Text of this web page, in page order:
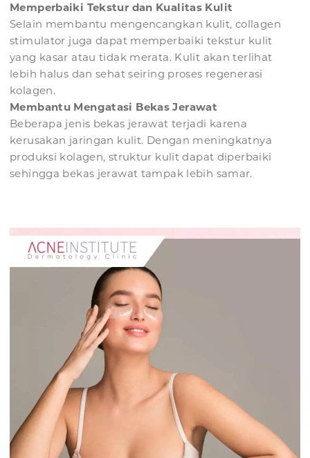
Memperbaiki Tekstur dan Kualitas Kulit
Selain membantu mengencangkan kulit, collagen
stimulator juga dapat memperbaiki tekstur kulit
yang kasar atau tidak merata. Kulit akan terlihat
lebih halus dan sehat seiring proses regenerasi
kolagen.
Membantu Mengatasi Bekas Jerawat
Beberapa jenis bekas jerawat terjadi karena
kerusakan jaringan kulit. Dengan meningkatnya
produksi kolagen, struktur kulit dapat diperbaiki
sehingga bekas jerawat tampak lebih samar.